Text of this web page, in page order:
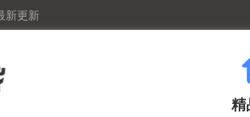
新更新
精